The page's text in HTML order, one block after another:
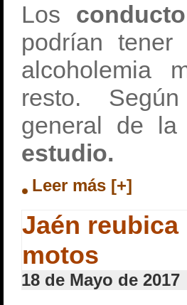
Los
podrían
alcoholemia
resto.
general de la
estudio.
Leer más [+]
Jaén
motos
18 de Mayo de 2017